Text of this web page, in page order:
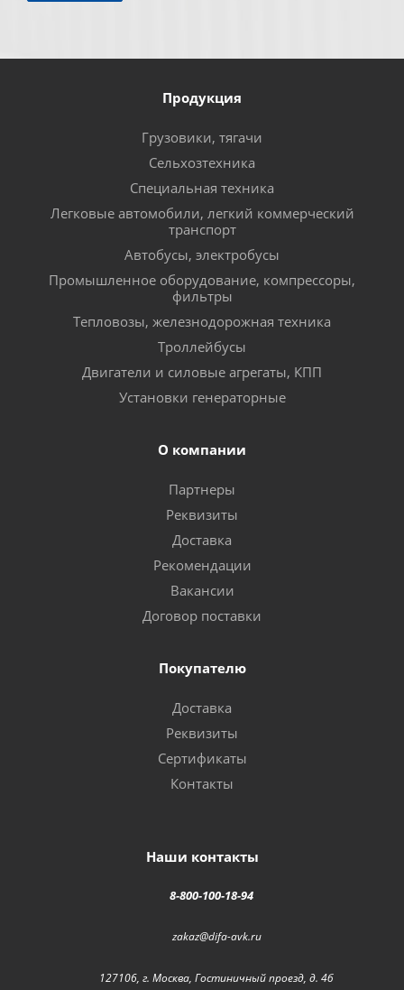
Продукция
Грузовики, тягачи
Сельхозтехника
Специальная техника
Легковые автомобили, легкий коммерческий
транспорт
Автобусы, электробусы
Промышленное оборудование, компрессоры,
фильтры
Тепловозы, железнодорожная техника
Троллейбусы
Двигатели и силовые агрегаты, КПП
Установки генераторные
О компании
Партнеры
Реквизиты
Доставка
Рекомендации
Вакансии
Договор поставки
Покупателю
Доставка
Реквизиты
Сертификаты
Контакты
Наши контакты
8-800-100-18-94
zakaz@difa-avk.ru
127106, г. Москва, Гостиничный проезд, д. 4б